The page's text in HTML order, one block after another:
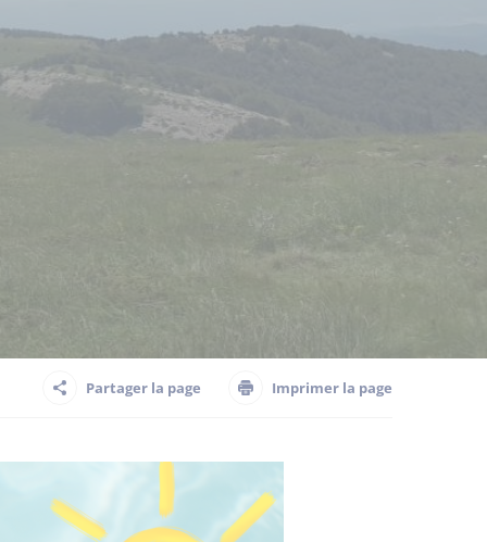
Partager la page Imprimer la page